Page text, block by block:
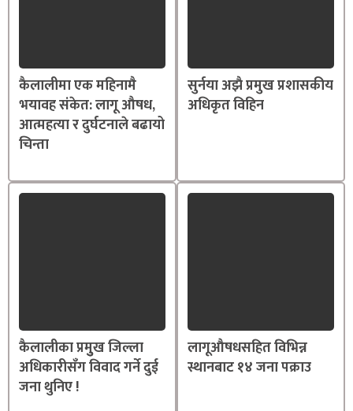
कैलालीमा एक महिनामै
भयावह संकेत: लागू औषध,
आत्महत्या र दुर्घटनाले बढायो
चिन्ता
सुर्नया अझै प्रमुख प्रशासकीय
अधिकृत विहिन
कैलालीका प्रमुुख जिल्ला
अधिकारीसँग विवाद गर्ने दुई
जना थुनिए !
लागूऔषधसहित विभिन्न
स्थानबाट १४ जना पक्राउ